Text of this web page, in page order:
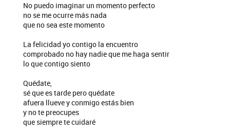
No puedo imaginar un momento perfecto
no se me ocurre más nada
que no sea este momento
La felicidad yo contigo la encuentro
comprobado no hay nadie que me haga sentir
lo que contigo siento
Quédate,
sé que es tarde pero quédate
afuera llueve y conmigo estás bien
y no te preocupes
que siempre te cuidaré